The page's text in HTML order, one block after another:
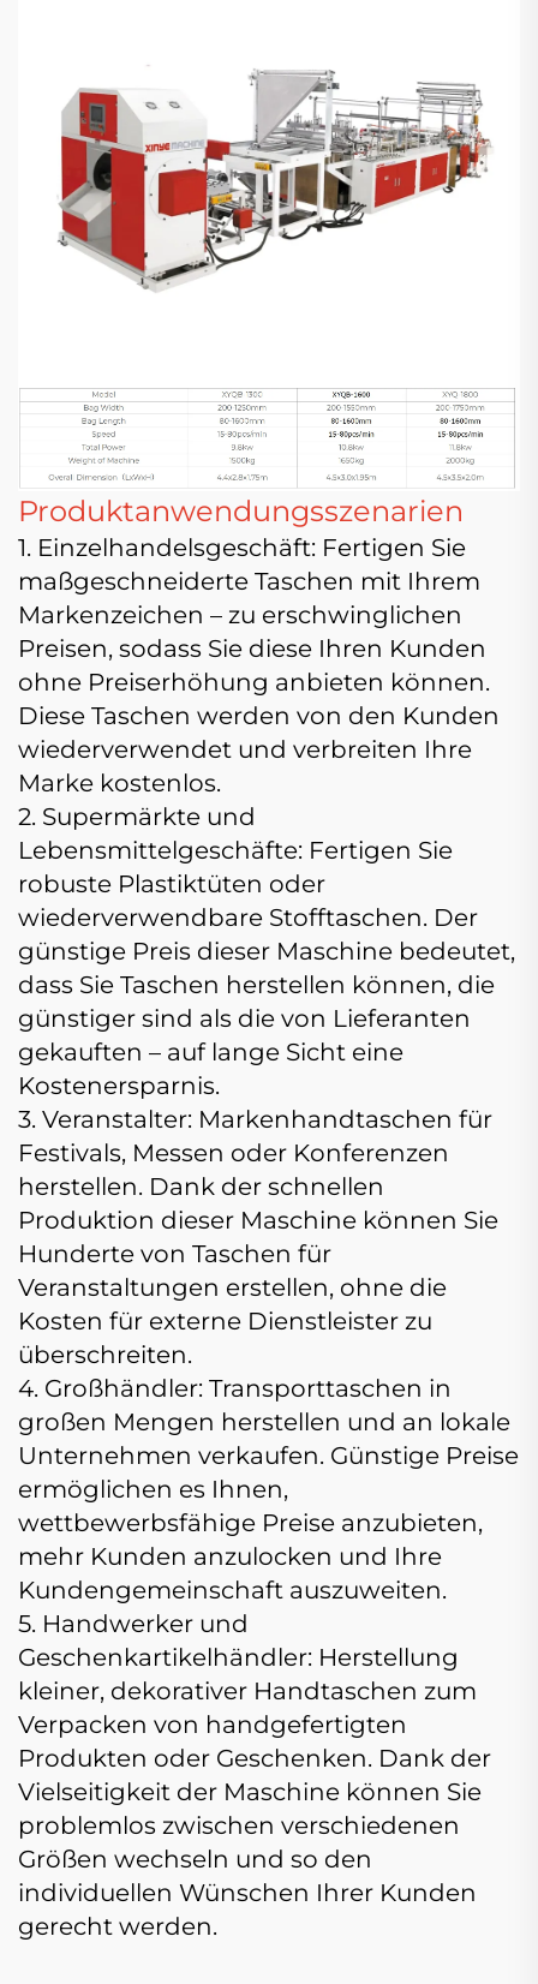
Produktanwendungsszenarien
1. Einzelhandelsgeschäft: Fertigen Sie
maßgeschneiderte Taschen mit Ihrem
Markenzeichen – zu erschwinglichen
Preisen, sodass Sie diese Ihren Kunden
ohne Preiserhöhung anbieten können.
Diese Taschen werden von den Kunden
wiederverwendet und verbreiten Ihre
Marke kostenlos.
2. Supermärkte und
Lebensmittelgeschäfte: Fertigen Sie
robuste Plastiktüten oder
wiederverwendbare Stofftaschen. Der
günstige Preis dieser Maschine bedeutet,
dass Sie Taschen herstellen können, die
günstiger sind als die von Lieferanten
gekauften – auf lange Sicht eine
Kostenersparnis.
3. Veranstalter: Markenhandtaschen für
Festivals, Messen oder Konferenzen
herstellen. Dank der schnellen
Produktion dieser Maschine können Sie
Hunderte von Taschen für
Veranstaltungen erstellen, ohne die
Kosten für externe Dienstleister zu
überschreiten.
4. Großhändler: Transporttaschen in
großen Mengen herstellen und an lokale
Unternehmen verkaufen. Günstige Preise
ermöglichen es Ihnen,
wettbewerbsfähige Preise anzubieten,
mehr Kunden anzulocken und Ihre
Kundengemeinschaft auszuweiten.
5. Handwerker und
Geschenkartikelhändler: Herstellung
kleiner, dekorativer Handtaschen zum
Verpacken von handgefertigten
Produkten oder Geschenken. Dank der
Vielseitigkeit der Maschine können Sie
problemlos zwischen verschiedenen
Größen wechseln und so den
individuellen Wünschen Ihrer Kunden
gerecht werden.